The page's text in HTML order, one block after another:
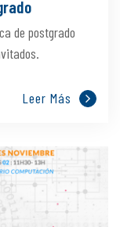
de postgrado
Leer Más